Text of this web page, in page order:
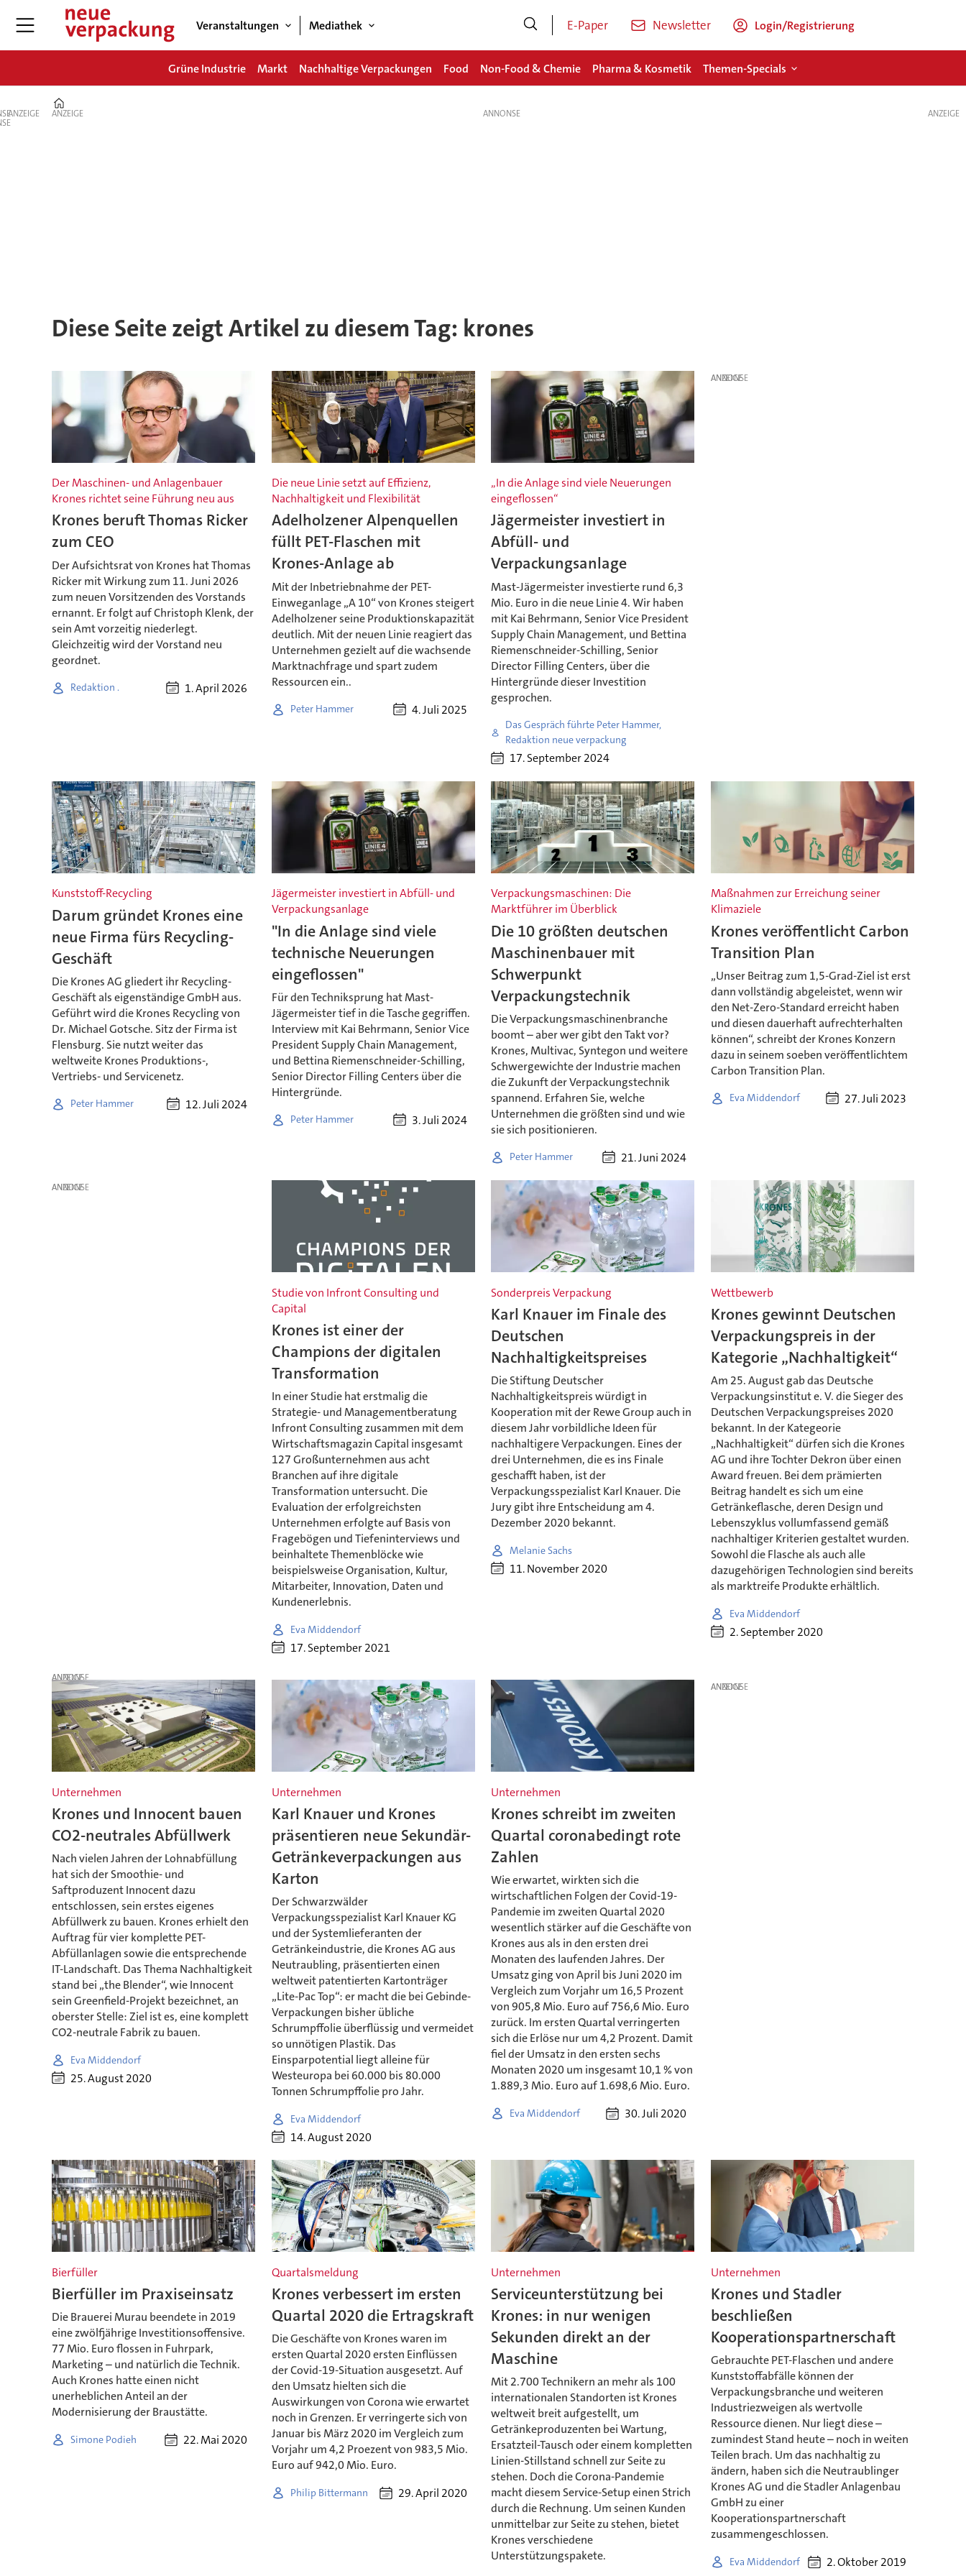
Veranstaltungen Mediathek E-Paper Newsletter Login/Registrierung
Grüne Industrie Markt Nachhaltige Verpackungen Food Non-Food & Chemie Pharma & Kosmetik Themen-Specials
ANZEIGE ANZEIGE
Diese Seite zeigt Artikel zu diesem Tag: krones
Der Maschinen- und Anlagenbauer
Krones richtet seine Führung neu aus
Krones beruft Thomas Ricker
zum CEO
Der Aufsichtsrat von Krones hat Thomas
Ricker mit Wirkung zum 11. Juni 2026
zum neuen Vorsitzenden des Vorstands
ernannt. Er folgt auf Christoph Klenk, der
sein Amt vorzeitig niederlegt.
Gleichzeitig wird der Vorstand neu
geordnet.
Redaktion . 1. April 2026
Die neue Linie setzt auf Effizienz,
Nachhaltigkeit und Flexibilität
Adelholzener Alpenquellen
füllt PET-Flaschen mit
Krones-Anlage ab
Mit der Inbetriebnahme der PET-
Einweganlage „A 10“ von Krones steigert
Adelholzener seine Produktionskapazität
deutlich. Mit der neuen Linie reagiert das
Unternehmen gezielt auf die wachsende
Marktnachfrage und spart zudem
Ressourcen ein..
Peter Hammer 4. Juli 2025
„In die Anlage sind viele Neuerungen
eingeflossen“
Jägermeister investiert in
Abfüll- und
Verpackungsanlage
Mast-Jägermeister investierte rund 6,3
Mio. Euro in die neue Linie 4. Wir haben
mit Kai Behrmann, Senior Vice President
Supply Chain Management, und Bettina
Riemenschneider-Schilling, Senior
Director Filling Centers, über die
Hintergründe dieser Investition
gesprochen.
Das Gespräch führte Peter Hammer,
Redaktion neue verpackung
17. September 2024
ANZEIGE
Kunststoff-Recycling
Darum gründet Krones eine
neue Firma fürs Recycling-
Geschäft
Die Krones AG gliedert ihr Recycling-
Geschäft als eigenständige GmbH aus.
Geführt wird die Krones Recycling von
Dr. Michael Gotsche. Sitz der Firma ist
Flensburg. Sie nutzt weiter das
weltweite Krones Produktions-,
Vertriebs- und Servicenetz.
Peter Hammer 12. Juli 2024
Jägermeister investiert in Abfüll- und
Verpackungsanlage
"In die Anlage sind viele
technische Neuerungen
eingeflossen"
Für den Techniksprung hat Mast-
Jägermeister tief in die Tasche gegriffen.
Interview mit Kai Behrmann, Senior Vice
President Supply Chain Management,
und Bettina Riemenschneider-Schilling,
Senior Director Filling Centers über die
Hintergründe.
Peter Hammer 3. Juli 2024
Verpackungsmaschinen: Die
Marktführer im Überblick
Die 10 größten deutschen
Maschinenbauer mit
Schwerpunkt
Verpackungstechnik
Die Verpackungsmaschinenbranche
boomt – aber wer gibt den Takt vor?
Krones, Multivac, Syntegon und weitere
Schwergewichte der Industrie machen
die Zukunft der Verpackungstechnik
spannend. Erfahren Sie, welche
Unternehmen die größten sind und wie
sie sich positionieren.
Peter Hammer 21. Juni 2024
Maßnahmen zur Erreichung seiner
Klimaziele
Krones veröffentlicht Carbon
Transition Plan
„Unser Beitrag zum 1,5-Grad-Ziel ist erst
dann vollständig abgeleistet, wenn wir
den Net-Zero-Standard erreicht haben
und diesen dauerhaft aufrechterhalten
können“, schreibt der Krones Konzern
dazu in seinem soeben veröffentlichtem
Carbon Transition Plan.
Eva Middendorf 27. Juli 2023
ANZEIGE
Studie von Infront Consulting und
Capital
Krones ist einer der
Champions der digitalen
Transformation
In einer Studie hat erstmalig die
Strategie- und Managementberatung
Infront Consulting zusammen mit dem
Wirtschaftsmagazin Capital insgesamt
127 Großunternehmen aus acht
Branchen auf ihre digitale
Transformation untersucht. Die
Evaluation der erfolgreichsten
Unternehmen erfolgte auf Basis von
Fragebögen und Tiefeninterviews und
beinhaltete Themenblöcke wie
beispielsweise Organisation, Kultur,
Mitarbeiter, Innovation, Daten und
Kundenerlebnis.
Eva Middendorf
17. September 2021
Sonderpreis Verpackung
Karl Knauer im Finale des
Deutschen
Nachhaltigkeitspreises
Die Stiftung Deutscher
Nachhaltigkeitspreis würdigt in
Kooperation mit der Rewe Group auch in
diesem Jahr vorbildliche Ideen für
nachhaltigere Verpackungen. Eines der
drei Unternehmen, die es ins Finale
geschafft haben, ist der
Verpackungsspezialist Karl Knauer. Die
Jury gibt ihre Entscheidung am 4.
Dezember 2020 bekannt.
Melanie Sachs
11. November 2020
Wettbewerb
Krones gewinnt Deutschen
Verpackungspreis in der
Kategorie „Nachhaltigkeit“
Am 25. August gab das Deutsche
Verpackungsinstitut e. V. die Sieger des
Deutschen Verpackungspreises 2020
bekannt. In der Kategeorie
„Nachhaltigkeit“ dürfen sich die Krones
AG und ihre Tochter Dekron über einen
Award freuen. Bei dem prämierten
Beitrag handelt es sich um eine
Getränkeflasche, deren Design und
Lebenszyklus vollumfassend gemäß
nachhaltiger Kriterien gestaltet wurden.
Sowohl die Flasche als auch alle
dazugehörigen Technologien sind bereits
als marktreife Produkte erhältlich.
Eva Middendorf
2. September 2020
ANZEIGE
Unternehmen
Krones und Innocent bauen
CO2-neutrales Abfüllwerk
Nach vielen Jahren der Lohnabfüllung
hat sich der Smoothie- und
Saftproduzent Innocent dazu
entschlossen, sein erstes eigenes
Abfüllwerk zu bauen. Krones erhielt den
Auftrag für vier komplette PET-
Abfüllanlagen sowie die entsprechende
IT-Landschaft. Das Thema Nachhaltigkeit
stand bei „the Blender“, wie Innocent
sein Greenfield-Projekt bezeichnet, an
oberster Stelle: Ziel ist es, eine komplett
CO2-neutrale Fabrik zu bauen.
Eva Middendorf
25. August 2020
Unternehmen
Karl Knauer und Krones
präsentieren neue Sekundär-
Getränkeverpackungen aus
Karton
Der Schwarzwälder
Verpackungsspezialist Karl Knauer KG
und der Systemlieferanten der
Getränkeindustrie, die Krones AG aus
Neutraubling, präsentierten einen
weltweit patentierten Kartonträger
„Lite-Pac Top“: er macht die bei Gebinde-
Verpackungen bisher übliche
Schrumpffolie überflüssig und vermeidet
so unnötigen Plastik. Das
Einsparpotential liegt alleine für
Westeuropa bei 60.000 bis 80.000
Tonnen Schrumpffolie pro Jahr.
Eva Middendorf
14. August 2020
Unternehmen
Krones schreibt im zweiten
Quartal coronabedingt rote
Zahlen
Wie erwartet, wirkten sich die
wirtschaftlichen Folgen der Covid-19-
Pandemie im zweiten Quartal 2020
wesentlich stärker auf die Geschäfte von
Krones aus als in den ersten drei
Monaten des laufenden Jahres. Der
Umsatz ging von April bis Juni 2020 im
Vergleich zum Vorjahr um 16,5 Prozent
von 905,8 Mio. Euro auf 756,6 Mio. Euro
zurück. Im ersten Quartal verringerten
sich die Erlöse nur um 4,2 Prozent. Damit
fiel der Umsatz in den ersten sechs
Monaten 2020 um insgesamt 10,1 % von
1.889,3 Mio. Euro auf 1.698,6 Mio. Euro.
Eva Middendorf 30. Juli 2020
ANZEIGE
Bierfüller
Bierfüller im Praxiseinsatz
Die Brauerei Murau beendete in 2019
eine zwölfjährige Investitionsoffensive.
77 Mio. Euro flossen in Fuhrpark,
Marketing – und natürlich die Technik.
Auch Krones hatte einen nicht
unerheblichen Anteil an der
Modernisierung der Braustätte.
Simone Podieh 22. Mai 2020
Quartalsmeldung
Krones verbessert im ersten
Quartal 2020 die Ertragskraft
Die Geschäfte von Krones waren im
ersten Quartal 2020 ersten Einflüssen
der Covid-19-Situation ausgesetzt. Auf
den Umsatz hielten sich die
Auswirkungen von Corona wie erwartet
noch in Grenzen. Er verringerte sich von
Januar bis März 2020 im Vergleich zum
Vorjahr um 4,2 Proezent von 983,5 Mio.
Euro auf 942,0 Mio. Euro.
Philip Bittermann 29. April 2020
Unternehmen
Serviceunterstützung bei
Krones: in nur wenigen
Sekunden direkt an der
Maschine
Mit 2.700 Technikern an mehr als 100
internationalen Standorten ist Krones
weltweit breit aufgestellt, um
Getränkeproduzenten bei Wartung,
Ersatzteil-Tausch oder einem kompletten
Linien-Stillstand schnell zur Seite zu
stehen. Doch die Corona-Pandemie
macht diesem Service-Setup einen Strich
durch die Rechnung. Um seinen Kunden
unmittelbar zur Seite zu stehen, bietet
Krones verschiedene
Unterstützungspakete.
Unternehmen
Krones und Stadler
beschließen
Kooperationspartnerschaft
Gebrauchte PET-Flaschen und andere
Kunststoffabfälle können der
Verpackungsbranche und weiteren
Industriezweigen als wertvolle
Ressource dienen. Nur liegt diese –
zumindest Stand heute – noch in weiten
Teilen brach. Um das nachhaltig zu
ändern, haben sich die Neutraublinger
Krones AG und die Stadler Anlagenbau
GmbH zu einer
Kooperationspartnerschaft
zusammengeschlossen.
Eva Middendorf 2. Oktober 2019
ANZEIGE